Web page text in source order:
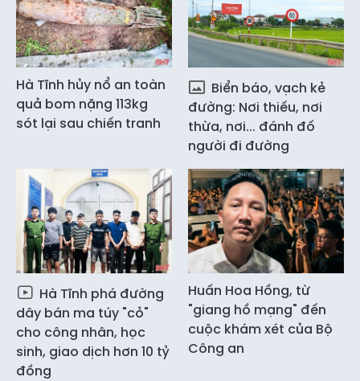
Hà Tĩnh hủy nổ an toàn
quả bom nặng 113kg
sót lại sau chiến tranh
Biển báo, vạch kẻ
đường: Nơi thiếu, nơi
thừa, nơi... đánh đố
người đi đường
Hà Tĩnh phá đường
dây bán ma túy "cỏ"
cho công nhân, học
sinh, giao dịch hơn 10 tỷ
đồng
Huấn Hoa Hồng, từ
"giang hồ mạng" đến
cuộc khám xét của Bộ
Công an